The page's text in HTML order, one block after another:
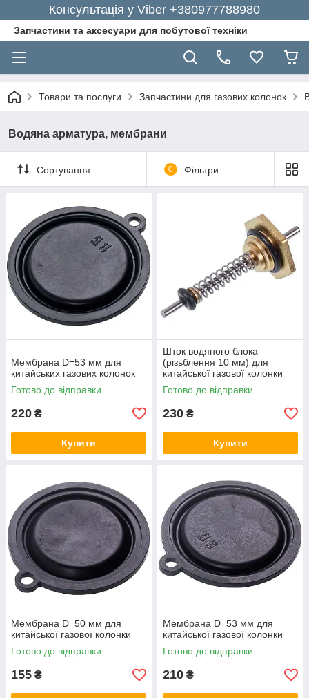
Консультація у Viber +380977788980
Запчастини та аксесуари для побутової техніки
Товари та послуги Запчастини для газових колонок
Водяна арматура, мембрани
Сортування 0 Фільтри
Мембрана D=53 мм для
китайських газових колонок
Готово до відправки
220 ₴
Купити
Шток водяного блока
(різьблення 10 мм) для
китайської газової колонки
Готово до відправки
230 ₴
Купити
Мембрана D=50 мм для
китайської газової колонки
Готово до відправки
155 ₴
Мембрана D=53 мм для
китайської газової колонки
Готово до відправки
210 ₴